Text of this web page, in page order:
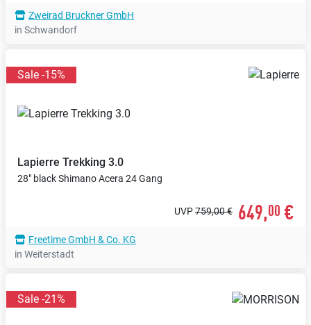
Zweirad Bruckner GmbH
in Schwandorf
Sale -15%
Lapierre Trekking 3.0
28" black Shimano Acera 24 Gang
UVP759,00 € 649,00 €
Freetime GmbH & Co. KG
in Weiterstadt
Sale -21%